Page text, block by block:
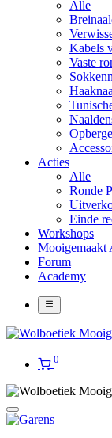
Alle
Kabels
Vaste
Acties
Alle
Ronde
Einde
Workshops
Mooigemaakt
Forum
Academy
0